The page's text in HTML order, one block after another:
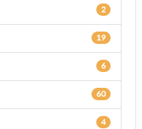
2
19
6
60
4